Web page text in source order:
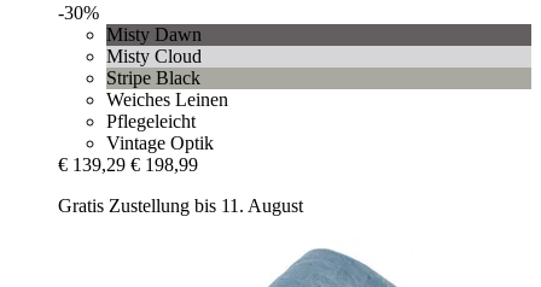
-30%
Misty Dawn
Misty Cloud
Stripe Black
Weiches Leinen
Pflegeleicht
Vintage Optik
€ 139,29 € 198,99
Gratis Zustellung bis 11. August